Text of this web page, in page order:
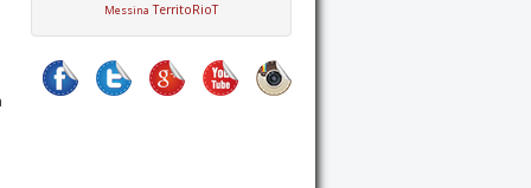
Messina TerritoRioT